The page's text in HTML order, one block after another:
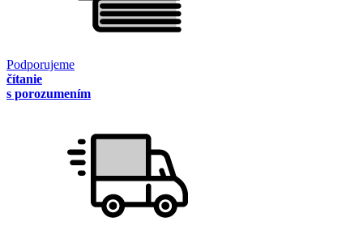
Podporujeme
čítanie
s porozumením